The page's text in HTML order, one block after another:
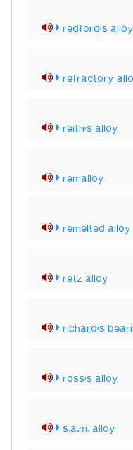
redford's alloy
refractory
reith's alloy
remalloy
remelted alloy
retz alloy
richard's
ross's alloy
s.a.m. alloy